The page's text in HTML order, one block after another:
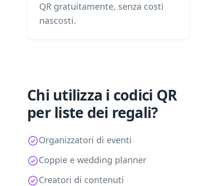
QR gratuitamente, senza costi
nascosti.
Chi utilizza i codici QR
per liste dei regali?
Organizzatori di eventi
Coppie e wedding planner
Creatori di contenuti